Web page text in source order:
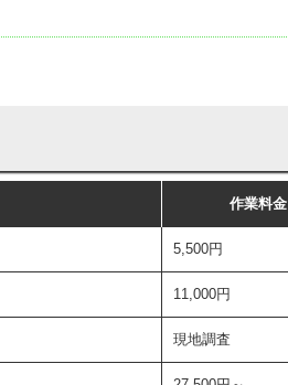
作業料金
5,500円
11,000円
現地調査